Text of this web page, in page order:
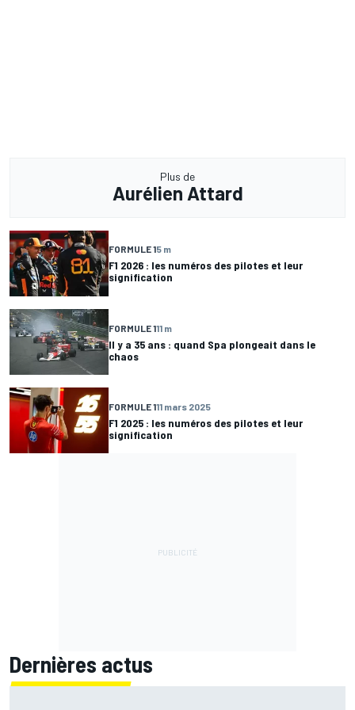
Plus de
Aurélien Attard
FORMULE 15 m
F1 2026 : les numéros des pilotes et leur
signification
FORMULE 111 m
Il y a 35 ans : quand Spa plongeait dans le
chaos
FORMULE 111 mars 2025
F1 2025 : les numéros des pilotes et leur
signification
Dernières actus